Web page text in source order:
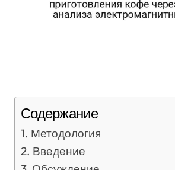
Содержание
Методология
Введение